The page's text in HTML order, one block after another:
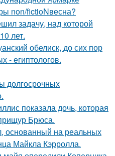
non/fictioNвесна?
задачу, над которой
лет.
обелиск, до сих пор
- египтологов.
долгосрочных
показала дочь, которая
Брюса.
основанный на реальных
Майкла Кэрролла.